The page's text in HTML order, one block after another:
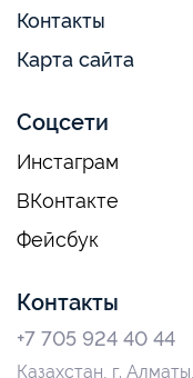
Контакты
Карта сайта
Соцсети
Инстаграм
ВКонтакте
Фейсбук
Контакты
+7 705 924 40 44
Казахстан, г. Алматы,